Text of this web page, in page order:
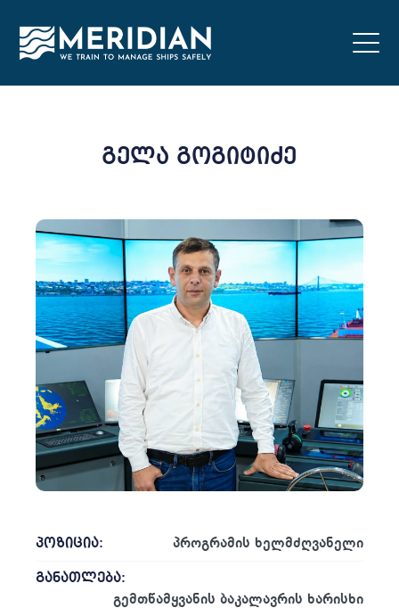
გელა გოგიტიძე
პოზიცია: პროგრამის ხელმძღვანელი
განათლება:
გემთწამყვანის ბაკალავრის ხარისხი